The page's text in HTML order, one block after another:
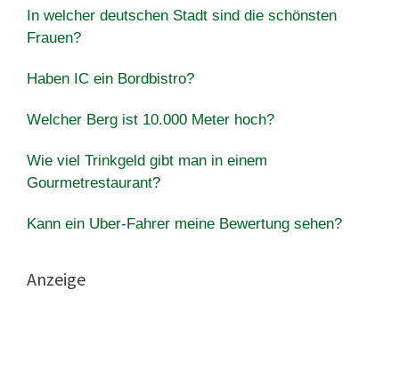
In welcher deutschen Stadt sind die schönsten
Frauen?
Haben IC ein Bordbistro?
Welcher Berg ist 10.000 Meter hoch?
Wie viel Trinkgeld gibt man in einem
Gourmetrestaurant?
Kann ein Uber-Fahrer meine Bewertung sehen?
Anzeige